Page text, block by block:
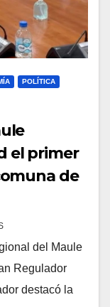
POLÍTICA
el primer
de
del Maule
Regulador
destacó la